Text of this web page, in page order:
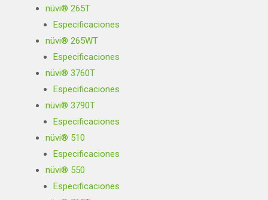
nüvi® 265T
Especificaciones
nüvi® 265WT
Especificaciones
nüvi® 3760T
Especificaciones
nüvi® 3790T
Especificaciones
nüvi® 510
Especificaciones
nüvi® 550
Especificaciones